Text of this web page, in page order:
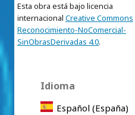
Esta obra está bajo licencia
internacional Creative Commons
Reconocimiento-NoComercial-
SinObrasDerivadas 4.0.
Idioma
Español (España)